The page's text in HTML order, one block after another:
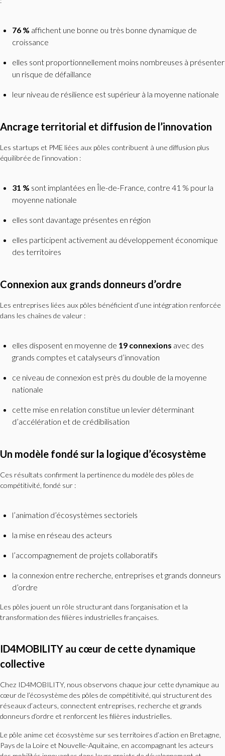
76 % affichent une bonne ou très bonne dynamique de
croissance
elles sont proportionnellement moins nombreuses à présenter
un risque de défaillance
leur niveau de résilience est supérieur à la moyenne nationale
Ancrage territorial et diffusion de l’innovation
Les startups et PME liées aux pôles contribuent à une diffusion plus
équilibrée de l’innovation :
31 % sont implantées en Île-de-France, contre 41 % pour la
moyenne nationale
elles sont davantage présentes en région
elles participent activement au développement économique
des territoires
Connexion aux grands donneurs d’ordre
Les entreprises liées aux pôles bénéficient d’une intégration renforcée
dans les chaînes de valeur :
elles disposent en moyenne de 19 connexions avec des
grands comptes et catalyseurs d’innovation
ce niveau de connexion est près du double de la moyenne
nationale
cette mise en relation constitue un levier déterminant
d’accélération et de crédibilisation
Un modèle fondé sur la logique d’écosystème
Ces résultats confirment la pertinence du modèle des pôles de
compétitivité, fondé sur :
l’animation d’écosystèmes sectoriels
la mise en réseau des acteurs
l’accompagnement de projets collaboratifs
la connexion entre recherche, entreprises et grands donneurs
d’ordre
Les pôles jouent un rôle structurant dans l’organisation et la
transformation des filières industrielles françaises.
ID4MOBILITY au cœur de cette dynamique
collective
Chez ID4MOBILITY, nous observons chaque jour cette dynamique au
cœur de l’écosystème des pôles de compétitivité, qui structurent des
réseaux d’acteurs, connectent entreprises, recherche et grands
donneurs d’ordre et renforcent les filières industrielles.
Le pôle anime cet écosystème sur ses territoires d’action en Bretagne,
Pays de la Loire et Nouvelle-Aquitaine, en accompagnant les acteurs